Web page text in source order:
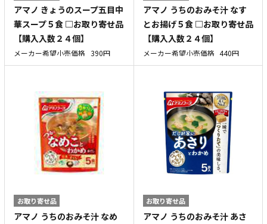
アマノ きょうのスープ五目中
華スープ５食 □お取り寄せ品
【購入入数２４個】
メーカー希望小売価格 390円
アマノ うちのおみそ汁 なす
とお揚げ５食 □お取り寄せ品
【購入入数２４個】
メーカー希望小売価格 440円
お取り寄せ品
アマノ うちのおみそ汁 なめ
お取り寄せ品
アマノ うちのおみそ汁 あさ